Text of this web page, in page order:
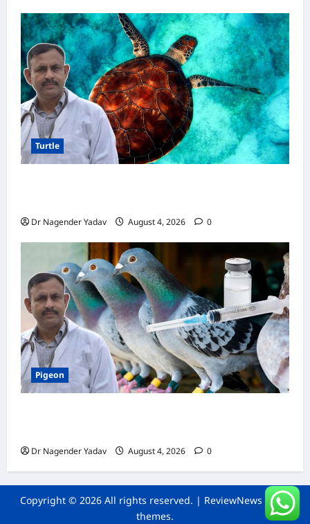
Turtle
Dr Nagender Yadav August 4, 2026 0
Pigeon
Dr Nagender Yadav August 4, 2026 0
Copyright © 2026 All rights reserved. | ReviewNews by AF
themes.